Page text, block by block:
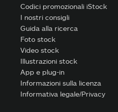
Codici promozionali iStock
I nostri consigli
Guida alla ricerca
Foto stock
Video stock
Illustrazioni stock
App e plug-in
Informazioni sulla licenza
Informativa legale/Privacy